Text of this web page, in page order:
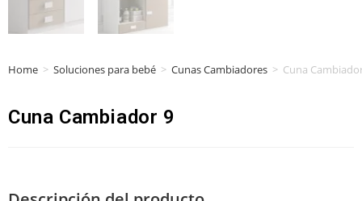
Home > Soluciones para bebé > Cunas Cambiadores > Cuna
Cuna Cambiador 9